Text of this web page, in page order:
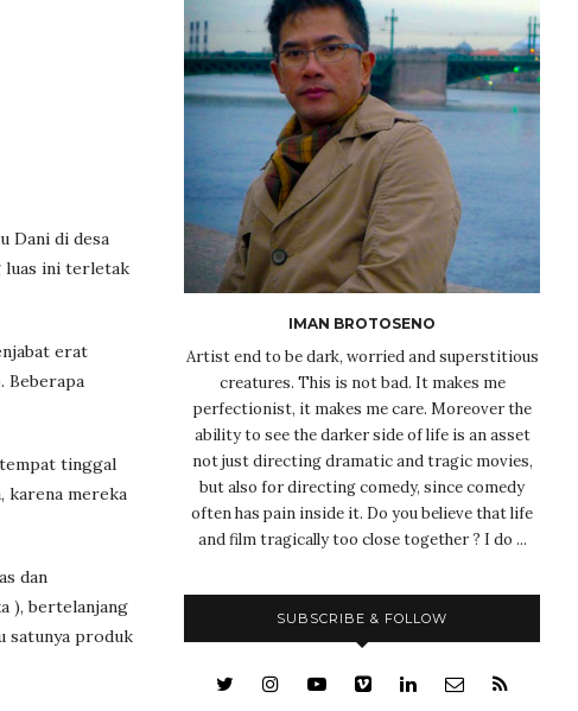
Dani di desa
luas ini terletak
erat
Beberapa
tempat tinggal
karena mereka
dan
), bertelanjang
satunya produk
IMAN BROTOSENO
Artist end to be dark, worried and superstitious
creatures. This is not bad. It makes me
perfectionist, it makes me care. Moreover the
ability to see the darker side of life is an asset
not just directing dramatic and tragic movies,
but also for directing comedy, since comedy
often has pain inside it. Do you believe that life
and film tragically too close together ? I do ...
SUBSCRIBE & FOLLOW